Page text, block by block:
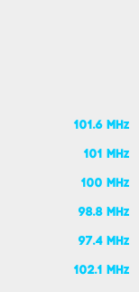
101.6 MHz
101 MHz
100 MHz
98.8 MHz
97.4 MHz
102.1 MHz